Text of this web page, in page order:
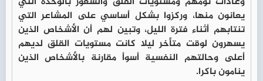
يعانون منها، وركزوا بشكل أساسي على المشاعر التي
تنتابهم أثناء فترة الليل، وتبين لهم أن الأشخاص الذين
يسهرون لوقت متأخر ليلا كانت مستويات القلق لديهم
أعلى وحالتهم النفسية أسوأ مقارنة بالأشخاص الذين
ينامون باكرا.